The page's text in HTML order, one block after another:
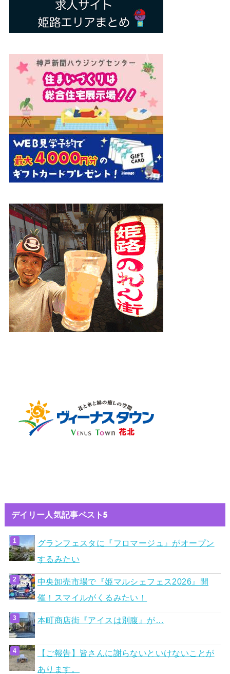
デイリー人気記事ベスト5
グランフェスタに『フロマージュ』がオープン
するみたい
中央卸売市場で『姫マルシェフェス2026』開
催！スマイルがくるみたい！
本町商店街『アイスは別腹』が…
【ご報告】皆さんに謝らないといけないことが
あります。